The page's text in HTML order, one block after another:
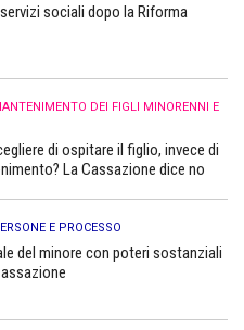
sociali dopo la Riforma
DEI FIGLI MINORENNI E
di ospitare il figlio, invece di
La Cassazione dice no
E PROCESSO
del minore con poteri sostanziali